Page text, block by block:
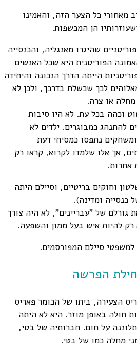
מאחורי כל הצער הזה, והאמינו
הן המכשפות.
שהיגרו מאנגליה, והכנסייה
הפוריטנית היא שכל האנשים
הייתה הדרך הנכונה והיחידה
לכך שכשלת בדרכך, ולכן לא
מחלה או צרה.
וכהה בכל עת. לא היו סיבות
להתנהג כמבוגרים. ילדים לא
נתפסו כמסיחי דעת
אך אלו שלמדו לקרוא, קראו רק
אחרות.
וחוקים בריטיים, וסיילם היתה
כנסייה ומדינה).
גורלם של "עבריינים", לא היה צורך
להיות איש בעל ממון והשפעה.
סיילם המפורסמים.
הפרשה
בטי פאריס הצעירה, ביתו של הכומר פאריס
חולה באופן מוזר. היא לא היתה
על חום. חברותיה של בטי,
מחלה כמו של בטי.